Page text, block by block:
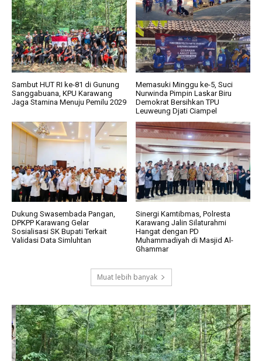
Sambut HUT RI ke-81 di Gunung
Sanggabuana, KPU Karawang
Jaga Stamina Menuju Pemilu 2029
Memasuki Minggu ke-5, Suci
Nurwinda Pimpin Laskar Biru
Demokrat Bersihkan TPU
Leuweung Djati Ciampel
Dukung Swasembada Pangan,
DPKPP Karawang Gelar
Sosialisasi SK Bupati Terkait
Validasi Data Simluhtan
Sinergi Kamtibmas, Polresta
Karawang Jalin Silaturahmi
Hangat dengan PD
Muhammadiyah di Masjid Al-
Ghammar
Muat lebih banyak